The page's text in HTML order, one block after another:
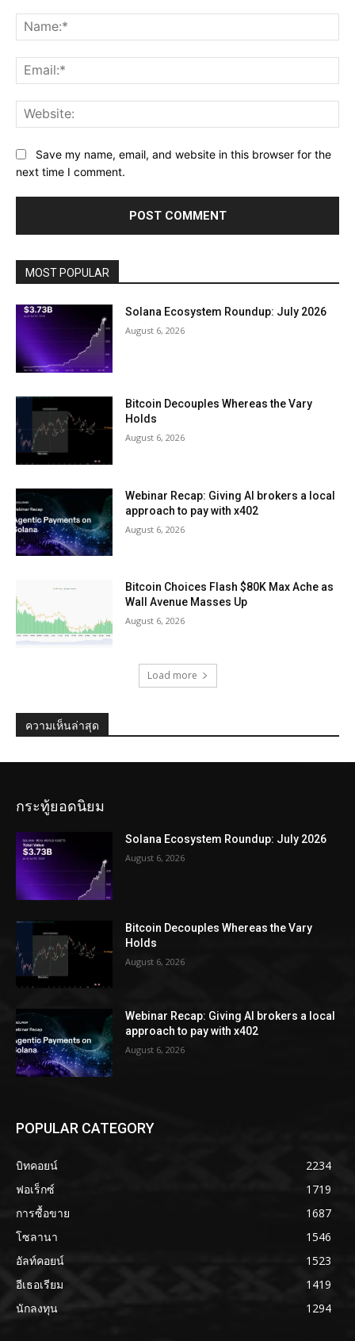
Save my name, email, and website in this browser for the
next time I comment.
MOST POPULAR
Solana Ecosystem Roundup: July 2026
August 6, 2026
Bitcoin Decouples Whereas the Vary
Holds
August 6, 2026
Webinar Recap: Giving AI brokers a local
approach to pay with x402
August 6, 2026
Bitcoin Choices Flash $80K Max Ache as
Wall Avenue Masses Up
August 6, 2026
Load more
ความเห็นล่าสุด
กระทู้ยอดนิยม
Solana Ecosystem Roundup: July 2026
August 6, 2026
Bitcoin Decouples Whereas the Vary
Holds
August 6, 2026
Webinar Recap: Giving AI brokers a local
approach to pay with x402
August 6, 2026
POPULAR CATEGORY
บิทคอยน์
2234
ฟอเร็กซ์
1719
การซื้อขาย
1687
โซลานา
1546
อัลท์คอยน์
1523
อีเธอเรียม
1419
นักลงทุน
1294